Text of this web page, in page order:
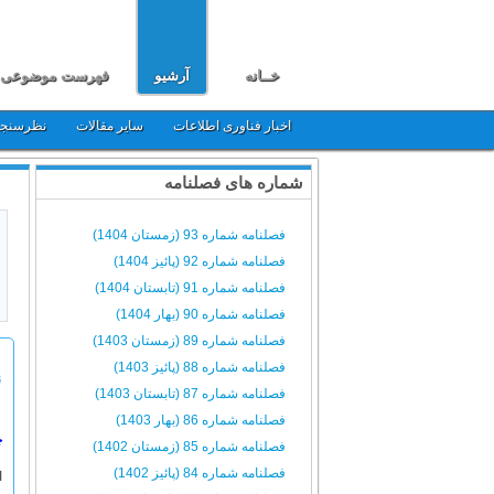
خــانه آرشیو فهرست موضوعی
اخبار فناوری اطلاعات سایر مقالات
شماره های فصلنامه
فصلنامه شماره 93 (زمستان 1404)
فصلنامه شماره 92 (پائیز 1404)
فصلنامه شماره 91 (تابستان 1404)
فصلنامه شماره 90 (بهار 1404)
فصلنامه شماره 89 (زمستان 1403)
فصلنامه شماره 88 (پائیز 1403)
فصلنامه شماره 87 (تابستان 1403)
فصلنامه شماره 86 (بهار 1403)
فصلنامه شماره 85 (زمستان 1402)
فصلنامه شماره 84 (پائیز 1402)